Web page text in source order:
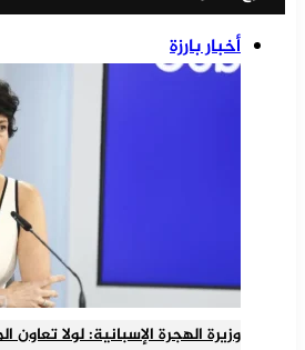
أخبار بارزة
وزيرة الهجرة الإسبانية: لولا تعاون